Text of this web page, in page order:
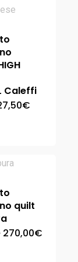
Caleffi
€
quilt
270,00€